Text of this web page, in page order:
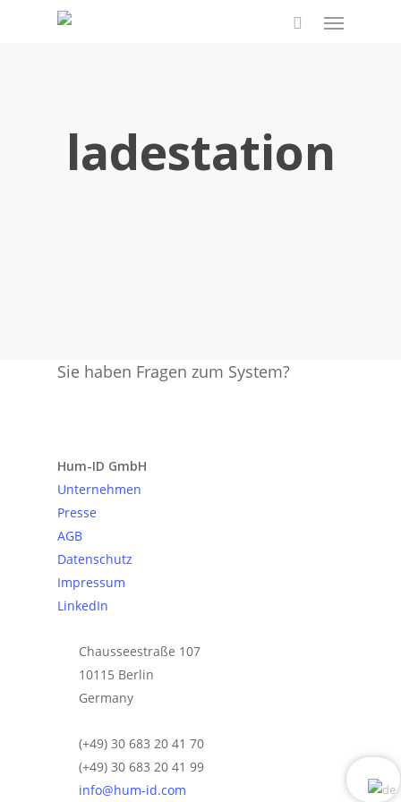
Menu
ladestation
Sie haben Fragen zum System?
Hum-ID GmbH
Unternehmen
Presse
AGB
Datenschutz
Impressum
LinkedIn
Chausseestraße 107
10115 Berlin
Germany
(+49) 30 683 20 41 70
(+49) 30 683 20 41 99
info@hum-id.com